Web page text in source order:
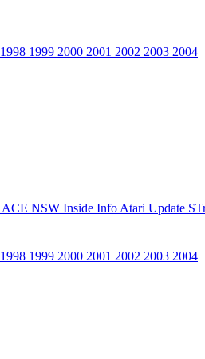
1998 1999 2000 2001 2002 2003 2004
ACE NSW Inside Info Atari Update
1998 1999 2000 2001 2002 2003 2004